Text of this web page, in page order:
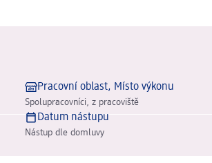
Pracovní oblast, Místo výkonu
Spolupracovníci, z pracoviště
Datum nástupu
Nástup dle domluvy